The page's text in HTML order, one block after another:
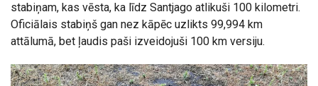
stabiņam, kas vēsta, ka līdz Santjago atlikuši 100 kilometri.
Oficiālais stabiņš gan nez kāpēc uzlikts 99,994 km
attālumā, bet ļaudis paši izveidojuši 100 km versiju.